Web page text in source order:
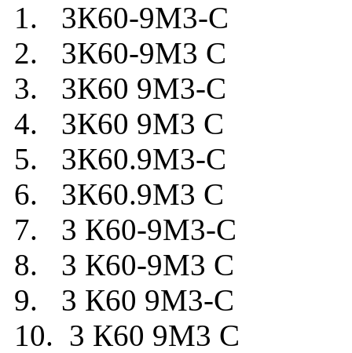
1. 3К60-9М3-С
2. 3К60-9М3 С
3. 3К60 9М3-С
4. 3К60 9М3 С
5. 3К60.9М3-С
6. 3К60.9М3 С
7. 3 К60-9М3-С
8. 3 К60-9М3 С
9. 3 К60 9М3-С
10. 3 К60 9М3 С